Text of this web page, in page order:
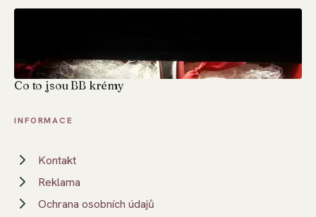
Co to jsou BB krémy
INFORMACE
Kontakt
Reklama
Ochrana osobních údajů